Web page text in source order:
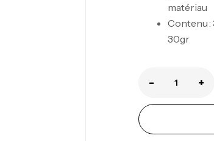
matériau
Contenu :
30gr
- +